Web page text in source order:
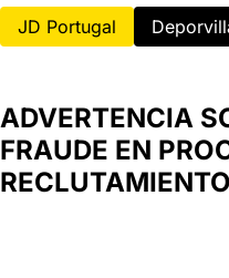
JD Portugal
ADVERTENCIA
FRAUDE EN
RECLUTAMIENTO